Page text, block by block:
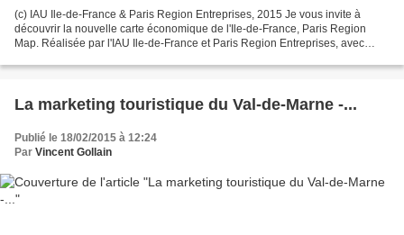
(c) IAU Ile-de-France & Paris Region Entreprises, 2015 Je vous invite à
découvrir la nouvelle carte économique de l'Ile-de-France, Paris Region
Map. Réalisée par l'IAU Ile-de-France et Paris Region Entreprises, avec
La marketing touristique du Val-de-Marne -...
Publié le 18/02/2015 à 12:24
Par Vincent Gollain